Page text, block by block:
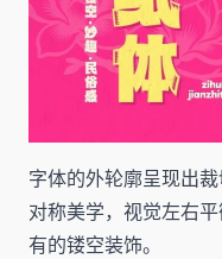
字体的外轮廓呈现出
对称美学，视觉左右
有的镂空装饰。